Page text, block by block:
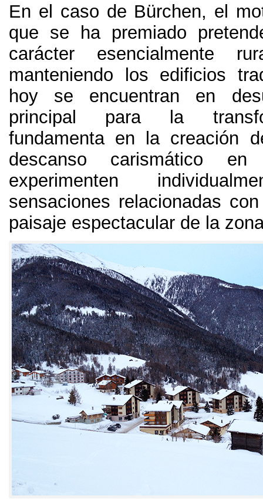
En el caso de Bürchen, el
que se ha premiado
carácter esencialmente
manteniendo los edificios
hoy se encuentran en
principal para la
fundamenta en la creación
descanso carismático
experimenten
sensaciones relacionadas
paisaje espectacular de la